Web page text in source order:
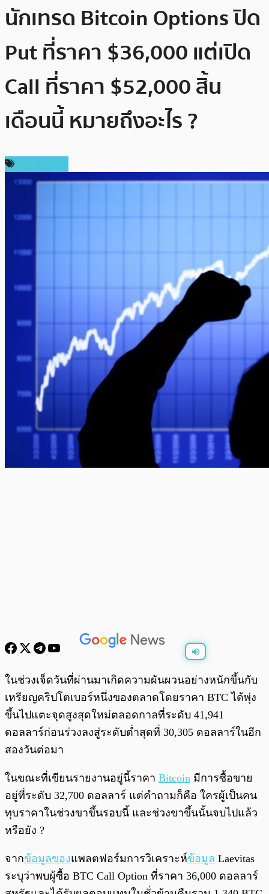
นักเทรด Bitcoin Options ปิด
Put ที่ราคา $36,000 แต่เปิด
Call ที่ราคา $52,000 สิ้น
เดือนนี้ หมายถึงอะไร ?
พร้อมเล่น / 0:00
ในช่วงเจ็ดวันที่ผ่านมาเกิดความผันผวนอย่างหนักขึ้นกับ
เหรียญคริปโตเบอร์หนึ่งของตลาดโดยราคา BTC ได้พุ่ง
ขึ้นไปแตะจุดสูงสุดใหม่ตลอดกาลที่ระดับ 41,941
ดอลลาร์ก่อนร่วงลงสู่ระดับต่ำสุดที่ 30,305 ดอลลาร์ในอีก
สองวันต่อมา
ในขณะที่เขียนรายงานอยู่นี้ราคา Bitcoin มีการซื้อขาย
อยู่ที่ระดับ 32,700 ดอลลาร์ แต่คำถามก็คือ ใครผู้เป็นคน
ทุบราคาในช่วงขาขึ้นรอบนี้ และช่วงขาขึ้นนั้นจบไปแล้ว
หรือยัง ?
จากข้อมูลของแพลตฟอร์มการวิเคราะห์ข้อมูล Laevitas
ระบุว่าพบผู้ซื้อ BTC Call Option ที่ราคา 36,000 ดอลลาร์